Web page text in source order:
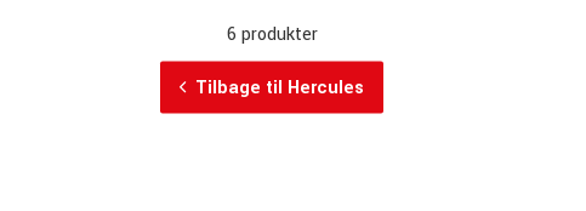
6 produkter
Tilbage til Hercules